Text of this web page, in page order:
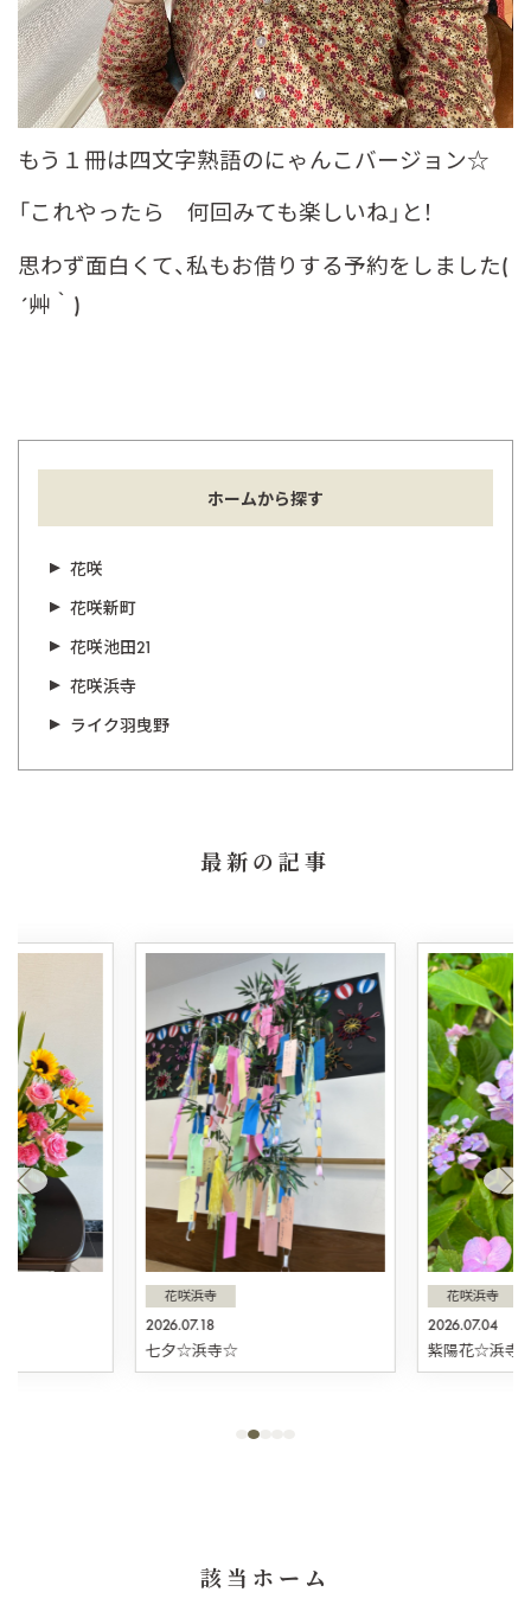
もう１冊は四文字熟語のにゃんこバージョン☆
「これやったら 何回みても楽しいね」と！
思わず面白くて、私もお借りする予約をしました(
´艸｀)
ホームから探す
花咲
花咲新町
花咲池田21
花咲浜寺
ライク羽曳野
最新の記事
2026.07.18
花咲浜寺
七夕☆浜寺☆
2026.07.04
花咲浜寺
紫陽花☆浜寺
該当ホーム